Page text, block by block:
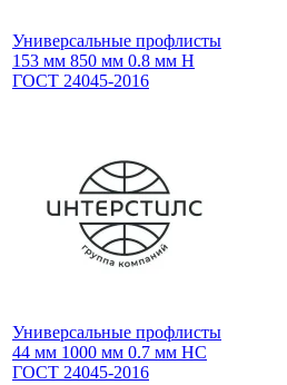
Универсальные профлисты
153 мм 850 мм 0.8 мм Н
ГОСТ 24045-2016
Универсальные профлисты
44 мм 1000 мм 0.7 мм НС
ГОСТ 24045-2016